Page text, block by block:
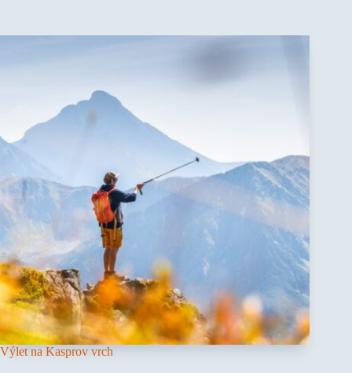
Výlet na Kasprov vrch